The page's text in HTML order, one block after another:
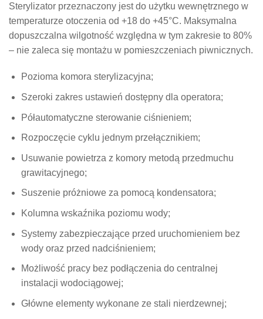
Sterylizator przeznaczony jest do użytku wewnętrznego w
temperaturze otoczenia od +18 do +45°C. Maksymalna
dopuszczalna wilgotność względna w tym zakresie to 80%
– nie zaleca się montażu w pomieszczeniach piwnicznych.
Pozioma komora sterylizacyjna;
Szeroki zakres ustawień dostępny dla operatora;
Półautomatyczne sterowanie ciśnieniem;
Rozpoczęcie cyklu jednym przełącznikiem;
Usuwanie powietrza z komory metodą przedmuchu
grawitacyjnego;
Suszenie próżniowe za pomocą kondensatora;
Kolumna wskaźnika poziomu wody;
Systemy zabezpieczające przed uruchomieniem bez
wody oraz przed nadciśnieniem;
Możliwość pracy bez podłączenia do centralnej
instalacji wodociągowej;
Główne elementy wykonane ze stali nierdzewnej;